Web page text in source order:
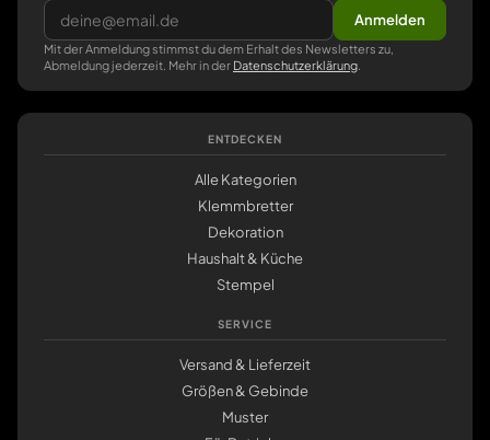
Anmelden
Mit der Anmeldung stimmst du dem Erhalt des Newsletters zu,
Abmeldung jederzeit. Mehr in der Datenschutzerklärung
ENTDECKEN
Alle Kategorien
Klemmbretter
Dekoration
Haushalt & Küche
Stempel
SERVICE
Versand & Lieferzeit
Größen & Gebinde
Muster